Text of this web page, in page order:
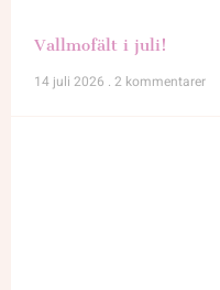
Vallmofält i juli!
14 juli 2026 2 kommentarer